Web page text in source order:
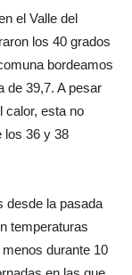
el Valle del
los 40 grados
bordeamos
de 39,7. A pesar
calor, esta no
los 36 y 38
desde la pasada
temperaturas
durante 10